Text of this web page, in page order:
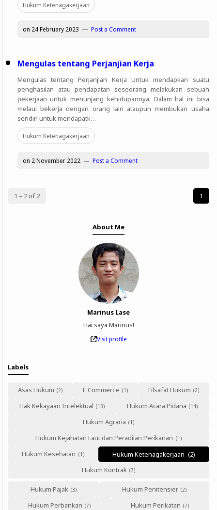
Hukum Ketenagakerjaan
on 24 February 2023 Post a Comment
Mengulas tentang Perjanjian Kerja
Mengulas tentang Perjanjian Kerja Untuk mendapkan suatu
penghasilan atau pendapatan seseorang melakukan sebuah
pekerjaan untuk menunjang kehidupannya. Dalam hal ini bisa
melaui bekerja dengan orang lain ataupun membukan usaha
sendiri untuk mendapatk…
Hukum Ketenagakerjaan
on 2 November 2022 Post a Comment
1 – 2 of 2 1
About Me
Marinus Lase
Hai saya Marinus!
Visit profile
Labels
Asas Hukum E Commerce
Filsafat Hukum
Hak Kekayaan Intelektual
Hukum Acara Pidana
Hukum Agraria
Hukum Kejahatan Laut dan Peradilan Perikanan
Hukum Kesehatan
Hukum Ketenagakerjaan
Hukum Kontrak
Hukum Pajak
Hukum Penitensier
Hukum Perbankan
Hukum Perikatan